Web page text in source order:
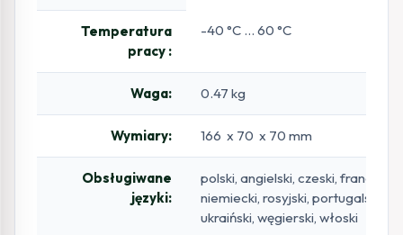
Temperatura
pracy :
-40 °C … 60 °C
Waga: 0.47 kg
Wymiary: 166 x 70 x 70 mm
Obsługiwane
języki:
polski, angielski, czeski,
niemiecki, rosyjski, portugalski,
ukraiński, węgierski, włoski